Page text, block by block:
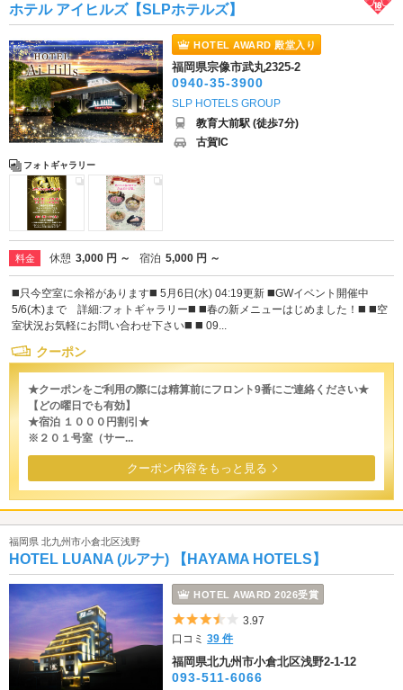
ホテル アイヒルズ【SLPホテルズ】
フォトギャラリー
HOTEL AWARD 殿堂入り
福岡県宗像市武丸2325-2
0940-35-3900
SLP HOTELS GROUP
教育大前駅 (徒歩7分)
古賀IC
料金 休憩 3,000 円 ～ 宿泊 5,000 円 ～
◼️只今空室に余裕があります◼️ 5月6日(水) 04:19更新 ◼️GWイベント開催中
5/6(木)まで 詳細:フォトギャラリー◼️ ◼️春の新メニューはじめました！◼️ ◼️空
室状況お気軽にお問い合わせ下さい◼️ ◼️ 09...
クーポン
★クーポンをご利用の際には精算前にフロント9番にご連絡ください★
【どの曜日でも有効】
★宿泊 １０００円割引★
※２０１号室（サー...
クーポン内容をもっと見る
福岡県 北九州市小倉北区浅野
HOTEL LUANA (ルアナ) 【HAYAMA HOTELS】
HOTEL AWARD 2026受賞
5つ星のうち3.5
3.97
口コミ39 件
福岡県北九州市小倉北区浅野2-1-12
093-511-6066